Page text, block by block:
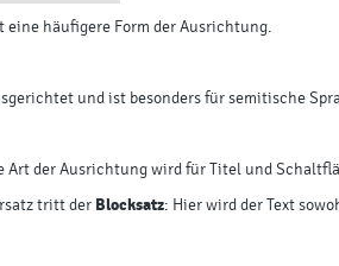
häufigere Form der Ausrichtung.
und ist besonders für semitische
Art der Ausrichtung wird für Titel und
tritt der Blocksatz: Hier wird der Text